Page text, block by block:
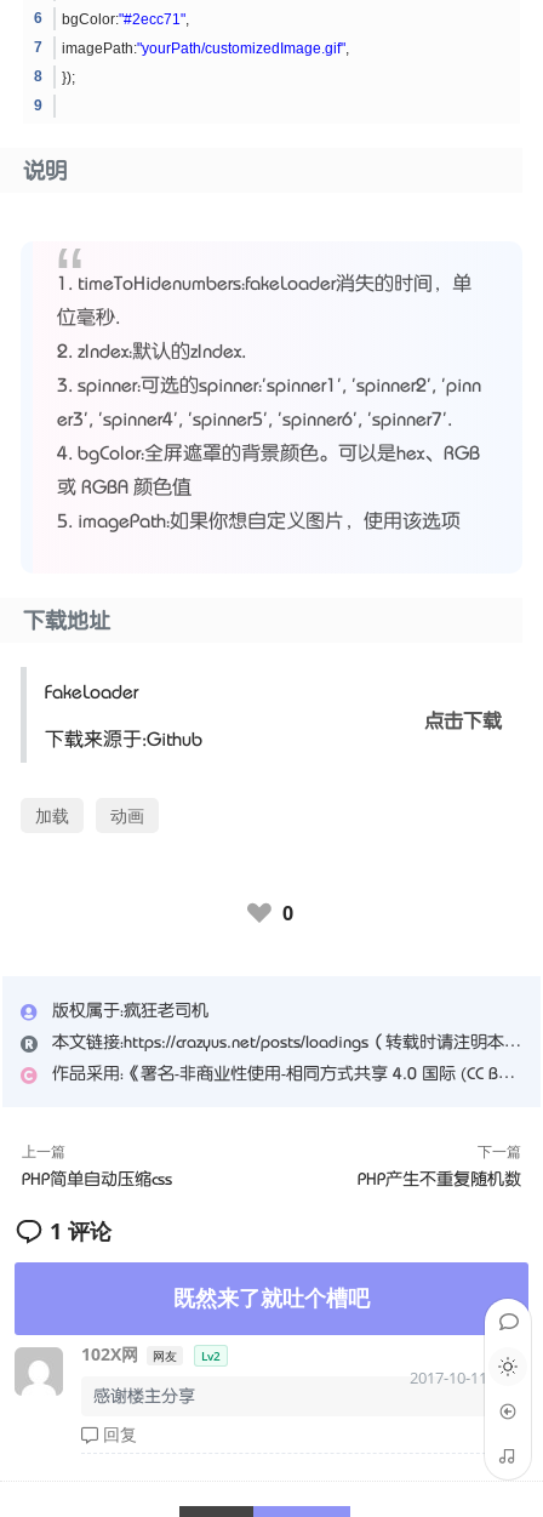
bgColor:"#2ecc71"
imagePath:"yourPath/customizedImage.gif"
});
说明
1. timeToHidenumbers：fakeLoader消失的时间，单
位毫秒.
2. zIndex：默认的zIndex.
3. spinner：可选的spinner：'spinner1', 'spinner2', 'pinn
er3', 'spinner4', 'spinner5', 'spinner6', 'spinner7'.
4. bgColor：全屏遮罩的背景颜色。可以是hex、RGB
或 RGBA 颜色值
5. imagePath：如果你想自定义图片，使用该选项
下载地址
FakeLoader
下载来源于:Github
点击下载
加载 动画
♥ 0
版权属于：疯狂老司机
本文链接：https://crazyus.net/posts/loadings （转载时请注明本文出处及文章链接）
作品采用： 《署名-非商业性使用-相同方式共享 4.0 国际 (CC BY-NC-SA 4.0)
上一篇
PHP简单自动压缩css
下一篇
PHP产生不重复随机数
1 评论
既然来了就吐个槽吧
102X网 网友 Lv2
2017-10-11 20:18
感谢楼主分享
回复